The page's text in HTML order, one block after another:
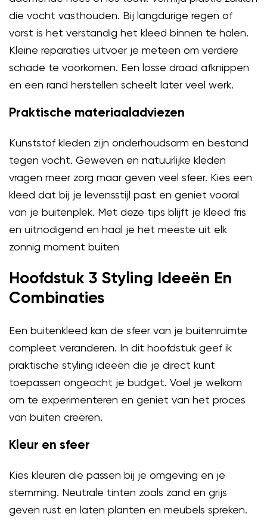
die vocht vasthouden. Bij langdurige regen of
vorst is het verstandig het kleed binnen te halen.
Kleine reparaties uitvoer je meteen om verdere
schade te voorkomen. Een losse draad afknippen
en een rand herstellen scheelt later veel werk.
Praktische materiaaladviezen
Kunststof kleden zijn onderhoudsarm en bestand
tegen vocht. Geweven en natuurlijke kleden
vragen meer zorg maar geven veel sfeer. Kies een
kleed dat bij je levensstijl past en geniet vooral
van je buitenplek. Met deze tips blijft je kleed fris
en uitnodigend en haal je het meeste uit elk
zonnig moment buiten
Hoofdstuk 3 Styling Ideeën En
Combinaties
Een buitenkleed kan de sfeer van je buitenruimte
compleet veranderen. In dit hoofdstuk geef ik
praktische styling ideeën die je direct kunt
toepassen ongeacht je budget. Voel je welkom
om te experimenteren en geniet van het proces
van buiten creëren.
Kleur en sfeer
Kies kleuren die passen bij je omgeving en je
stemming. Neutrale tinten zoals zand en grijs
geven rust en laten planten en meubels spreken.